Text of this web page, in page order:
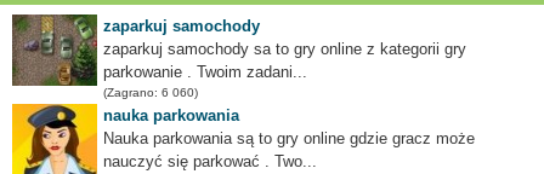
zaparkuj samochody
zaparkuj samochody sa to gry online z kategorii gry
parkowanie . Twoim zadani...
(Zagrano: 6 060)
nauka parkowania
Nauka parkowania są to gry online gdzie gracz może
nauczyć się parkować . Two...